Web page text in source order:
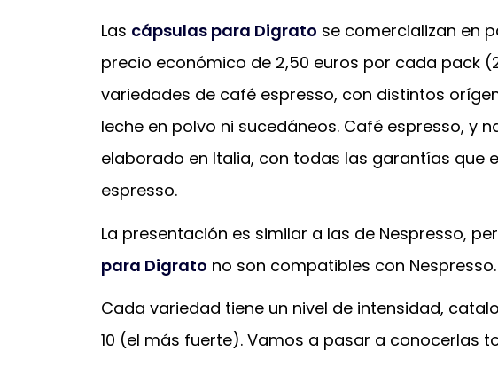
Las cápsulas para Digrato se comercializan en
precio económico de 2,50 euros por cada pack
variedades de café espresso, con distintos
leche en polvo ni sucedáneos. Café espresso, y
elaborado en Italia, con todas las garantías que
espresso.
La presentación es similar a las de Nespresso,
para Digrato no son compatibles con Nespresso.
Cada variedad tiene un nivel de intensidad,
10 (el más fuerte). Vamos a pasar a conocerlas